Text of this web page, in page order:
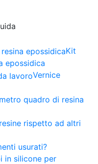
Kit
epossidica
Vernice
quadro di resina
rispetto ad altri
usurati?
in silicone per